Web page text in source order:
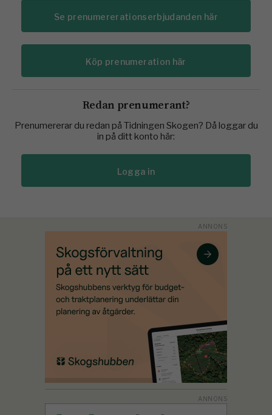
Se prenumererationserbjudanden här
Köp prenumeration här
Redan prenumerant?
Prenumererar du redan på Tidningen Skogen? Då loggar du
in på ditt konto här:
Logga in